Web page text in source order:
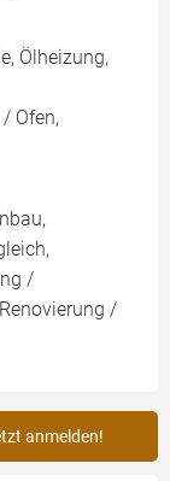
Ölheizung,
Ofen,
/
/
anmelden!